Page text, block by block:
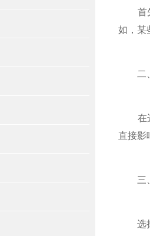
首先
如，某
二、
在选
直接影
三、
选择